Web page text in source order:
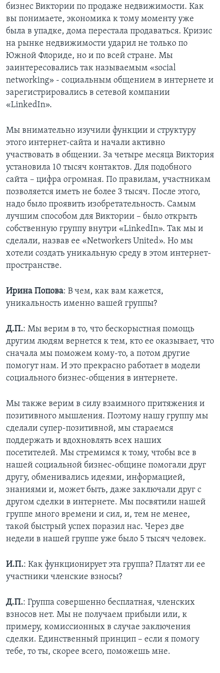
бизнес Виктории по продаже недвижимости. Как
вы понимаете, экономика к тому моменту уже
была в упадке, дома перестала продаваться. Кризис
на рынке недвижимости ударил не только по
Южной Флориде, но и по всей стране. Мы
заинтересовались так называемым «social
networking» - социальным общением в интернете и
зарегистрировались в сетевой компании
«LinkedIn».
Мы внимательно изучили функции и структуру
этого интернет-сайта и начали активно
участвовать в общении. За четыре месяца Виктория
установила 10 тысяч контактов. Для подобного
сайта – цифра огромная. По правилам, участникам
позволяется иметь не более 3 тысяч. После этого,
надо было проявить изобретательность. Самым
лучшим способом для Виктории – было открыть
собственную группу внутри «LinkedIn». Так мы и
сделали, назвав ее «Networkers United». Но мы
хотели создать уникальную среду в этом интернет-
пространстве.
Ирина Попова: В чем, как вам кажется,
уникальность именно вашей группы?
Д.П.: Мы верим в то, что бескорыстная помощь
другим людям вернется к тем, кто ее оказывает, что
сначала мы поможем кому-то, а потом другие
помогут нам. И это прекрасно работает в модели
социального бизнес-общения в интернете.
Мы также верим в силу взаимного притяжения и
позитивного мышления. Поэтому нашу группу мы
сделали супер-позитивной, мы стараемся
поддержать и вдохновлять всех наших
посетителей. Мы стремимся к тому, чтобы все в
нашей социальной бизнес-общине помогали друг
другу, обменивались идеями, информацией,
знаниями и, может быть, даже заключали друг с
другом сделки в интернете. Мы посвятили нашей
группе много времени и сил, и, тем не менее,
такой быстрый успех поразил нас. Через две
недели в нашей группе уже было 5 тысяч человек.
И.П.: Как функционирует эта группа? Платят ли ее
участники членские взносы?
Д.П.: Группа совершенно бесплатная, членских
взносов нет. Мы не получаем прибыли или, к
примеру, комиссионных в случае заключения
сделки. Единственный принцип – если я помогу
тебе, то ты, скорее всего, поможешь мне.